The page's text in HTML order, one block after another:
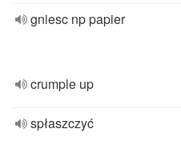
gniesc np papier
crumple up
spłaszczyć